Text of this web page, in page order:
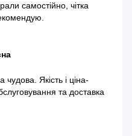
самостійно, чітка
Якість і ціна-
та доставка